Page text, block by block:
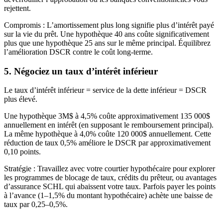
rejettent.
Compromis : L’amortissement plus long signifie plus d’intérêt payé
sur la vie du prêt. Une hypothèque 40 ans coûte significativement
plus que une hypothèque 25 ans sur le même principal. Équilibrez
l’amélioration DSCR contre le coût long-terme.
5. Négociez un taux d’intérêt inférieur
Le taux d’intérêt inférieur = service de la dette inférieur = DSCR
plus élevé.
Une hypothèque 3M$ à 4,5% coûte approximativement 135 000$
annuellement en intérêt (en supposant le remboursement principal).
La même hypothèque à 4,0% coûte 120 000$ annuellement. Cette
réduction de taux 0,5% améliore le DSCR par approximativement
0,10 points.
Stratégie : Travaillez avec votre courtier hypothécaire pour explorer
les programmes de blocage de taux, crédits du prêteur, ou avantages
d’assurance SCHL qui abaissent votre taux. Parfois payer les points
à l’avance (1–1,5% du montant hypothécaire) achète une baisse de
taux par 0,25–0,5%.